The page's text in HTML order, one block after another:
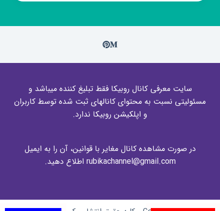
سایت معرفی کانال روبیکا فقط تبلیغ کننده میباشد و
مسئولیتی نسبت به محتوای کانالهای ثبت شده توسط کاربران
و اپلکیشن روبیکا ندارد.
در صورت مشاهده کانال مغایر با قوانین، آن را به ایمیل
rubikachannel@gmail.com اطلاع دهید.